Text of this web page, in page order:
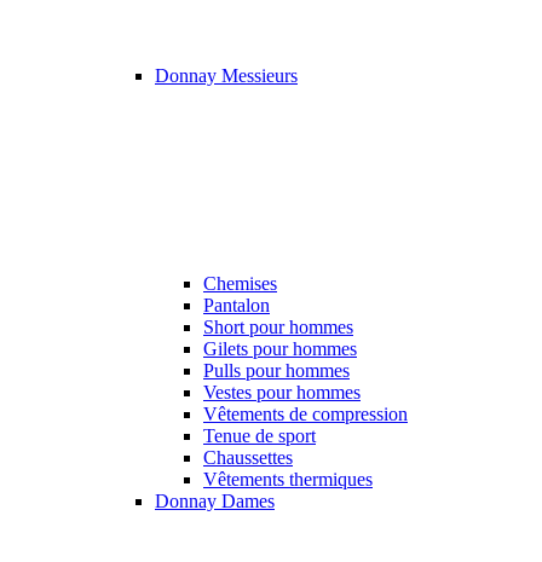
Donnay Messieurs
Chemises
Pantalon
Short pour hommes
Gilets pour hommes
Pulls pour hommes
Vestes pour hommes
Vêtements de compression
Tenue de sport
Chaussettes
Vêtements thermiques
Donnay Dames